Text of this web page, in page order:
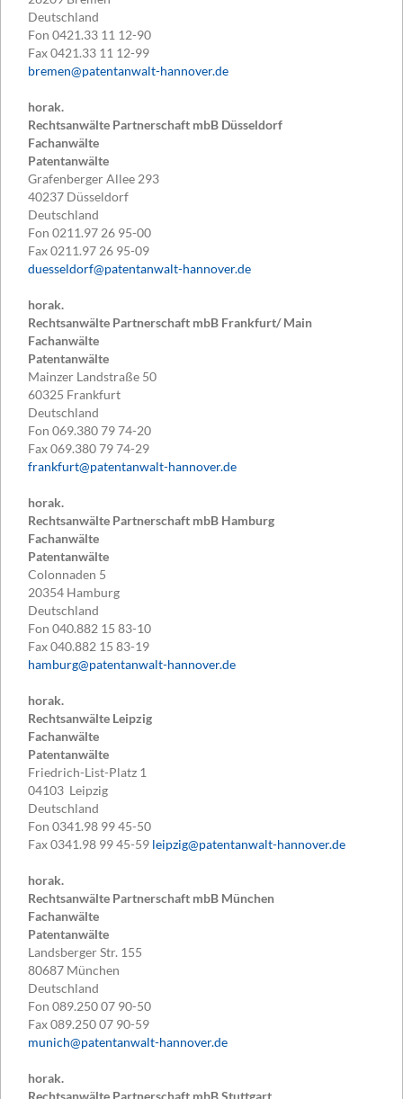
Deutschland
Fon 0421.33 11 12-90
Fax0421.33 11 12-99
bremen@patentanwalt-hannover.de
horak.
Rechtsanwälte Partnerschaft mbB Düsseldorf
Fachanwälte
Patentanwälte
Grafenberger Allee 293
40237 Düsseldorf
Deutschland
Fon 0211.97 26 95-00
Fax0211.97 26 95-09
duesseldorf@patentanwalt-hannover.de
horak.
Rechtsanwälte Partnerschaft mbB Frankfurt/ Main
Fachanwälte
Patentanwälte
Mainzer Landstraße 50
60325 Frankfurt
Deutschland
Fon 069.380 79 74-20
Fax069.380 79 74-29
frankfurt@patentanwalt-hannover.de
horak.
Rechtsanwälte Partnerschaft mbB Hamburg
Fachanwälte
Patentanwälte
Colonnaden 5
20354 Hamburg
Deutschland
Fon 040.882 15 83-10
Fax040.882 15 83-19
hamburg@patentanwalt-hannover.de
horak.
Rechtsanwälte Leipzig
Fachanwälte
Patentanwälte
Friedrich-List-Platz 1
04103 Leipzig
Deutschland
Fon 0341.98 99 45-50
Fax0341.98 99 45-59 leipzig@patentanwalt-hannover.de
horak.
Rechtsanwälte Partnerschaft mbB München
Fachanwälte
Patentanwälte
Landsberger Str. 155
80687 München
Deutschland
Fon 089.250 07 90-50
Fax089.250 07 90-59
munich@patentanwalt-hannover.de
horak.